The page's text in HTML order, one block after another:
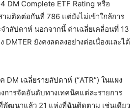
DM Complete ETF Rating หรือ
ามติดต่อกันที่ 786 แต่ยังไม่เข้าใกล้การ
ำสัปดาห์ นอกจากนี้ ค่าเฉลี่ยเคลื่อนที่ 13
DMTER ยังคงลดลงอย่างต่อเนื่องและได้
DM เฉลี่ยรายสัปดาห์ (“ATR”) ในแผง
การจัดอันดับทางเทคนิคแต่ละรายการ
พัฒนาแล้ว 21 แห่งที่ฉันติดตาม เช่นเดียว